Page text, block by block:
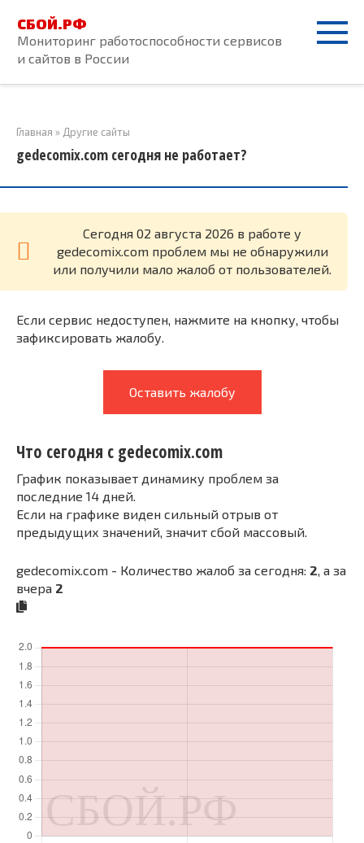
контенту
СБОЙ.РФ
Мониторинг работоспособности сервисов
и сайтов в России
Главная » Другие сайты
gedecomix.com сегодня не работает?
Cегодня 02 августа 2026 в работе у
gedecomix.com проблем мы не обнаружили
или получили мало жалоб от пользователей.
Если сервис недоступен, нажмите на кнопку, чтобы
зафиксировать жалобу.
Оставить жалобу
Что сегодня с gedecomix.com
График показывает динамику проблем за
последние 14 дней.
Если на графике виден сильный отрыв от
предыдущих значений, значит сбой массовый.
gedecomix.com - Количество жалоб за сегодня: 2 , а за
вчера 2